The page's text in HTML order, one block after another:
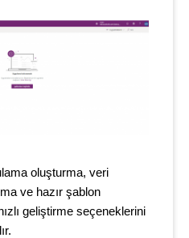
oluşturma, veri
ve hazır şablon
geliştirme seçeneklerini